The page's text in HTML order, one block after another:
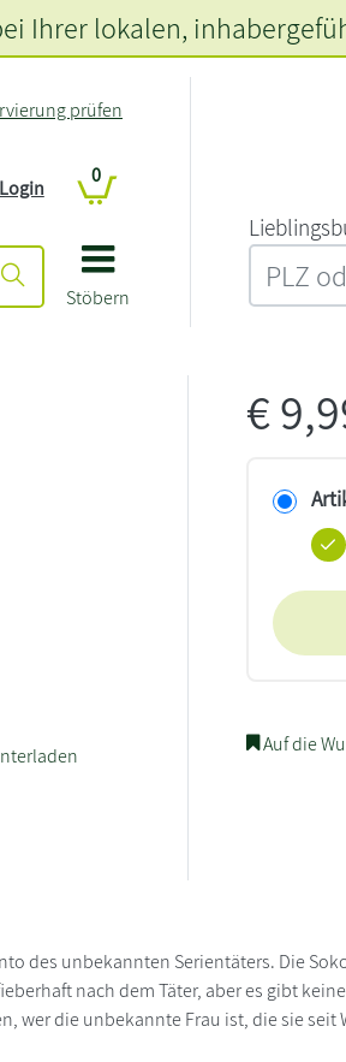
Stöbern
prüfen
Login
0
Ihrer lokalen,
€
Auf die
des unbekannten Serientäters. Die
nach dem Täter, aber es gibt
wer die unbekannte Frau ist, die sie